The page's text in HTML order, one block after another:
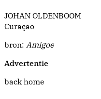
JOHAN OLDENBOOM
Curaçao
bron: Amigoe
Advertentie
back home